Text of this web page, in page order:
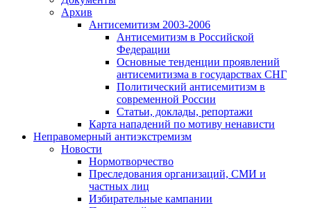
Архив
Антисемитизм 2003-2006
Антисемитизм в Российской
Федерации
Основные тенденции проявлений
антисемитизма в государствах СНГ
Политический антисемитизм в
современной России
Статьи, доклады, репортажи
Карта нападений по мотиву ненависти
Неправомерный антиэкстремизм
Новости
Нормотворчество
Преследования организаций, СМИ и
частных лиц
Избирательные кампании